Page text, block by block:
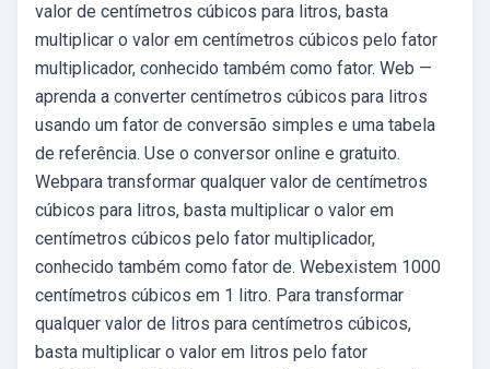
valor de centímetros cúbicos para litros, basta
multiplicar o valor em centímetros cúbicos pelo fator
multiplicador, conhecido também como fator. Web —
aprenda a converter centímetros cúbicos para litros
usando um fator de conversão simples e uma tabela
de referência. Use o conversor online e gratuito.
Webpara transformar qualquer valor de centímetros
cúbicos para litros, basta multiplicar o valor em
centímetros cúbicos pelo fator multiplicador,
conhecido também como fator de. Webexistem 1000
centímetros cúbicos em 1 litro. Para transformar
qualquer valor de litros para centímetros cúbicos,
basta multiplicar o valor em litros pelo fator